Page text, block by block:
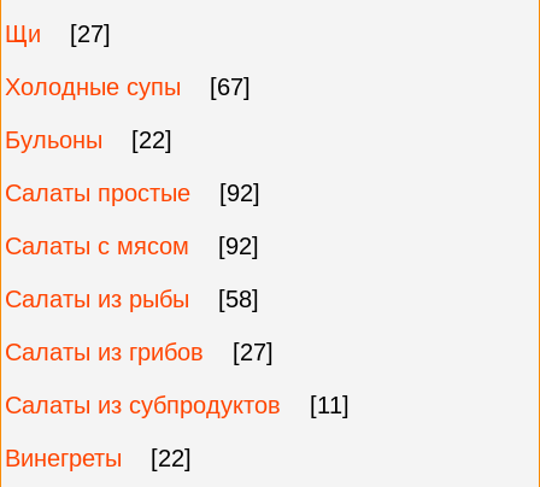
Щи
[27]
Холодные супы
[67]
Бульоны
[22]
Салаты простые
[92]
Салаты с мясом
[92]
Салаты из рыбы
[58]
Салаты из грибов
[27]
Салаты из субпродуктов
[11]
Винегреты
[22]